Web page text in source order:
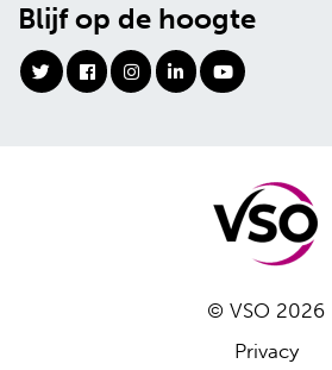
Blijf op de hoogte
© VSO 2026
Privacy